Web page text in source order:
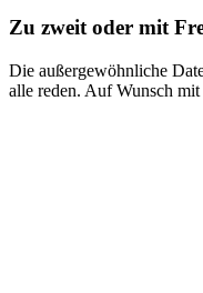
Zu zweit oder mit
Die außergewöhnliche
alle reden. Auf Wunsch